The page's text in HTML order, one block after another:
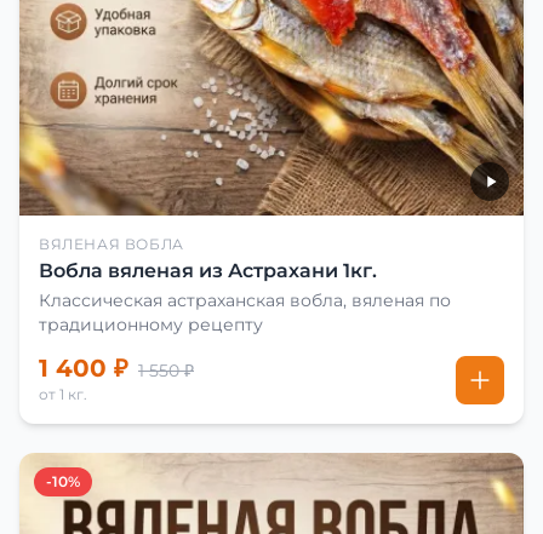
ВЯЛЕНАЯ ВОБЛА
Вобла вяленая из Астрахани 1кг.
Классическая астраханская вобла, вяленая по
традиционному рецепту
1 400 ₽ 1 550 ₽
от 1 кг.
-10%